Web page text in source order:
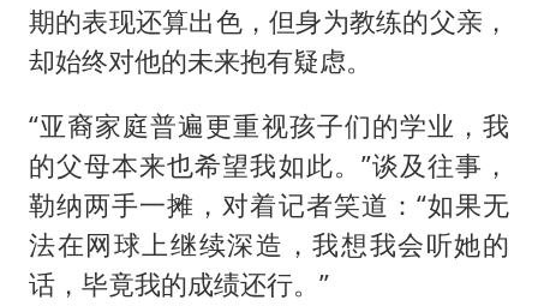
期的表现还算出色，但身为教练的父亲，
却始终对他的未来抱有疑虑。
“亚裔家庭普遍更重视孩子们的学业，我
的父母本来也希望我如此。”谈及往事，
勒纳两手一摊，对着记者笑道：“如果无
法在网球上继续深造，我想我会听她的
话，毕竟我的成绩还行。”